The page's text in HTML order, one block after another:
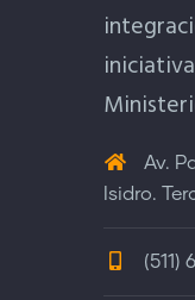
Av.
Isidro.
(511)